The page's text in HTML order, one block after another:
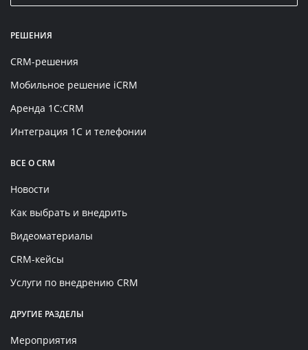
РЕШЕНИЯ
CRM-решения
Мобильное решение iCRM
Аренда 1C:CRM
Интеграция 1С и телефонии
ВСЕ О CRM
Новости
Как выбрать и внедрить
Видеоматериалы
CRM-кейсы
Услуги по внедрению CRM
ДРУГИЕ РАЗДЕЛЫ
Мероприятия